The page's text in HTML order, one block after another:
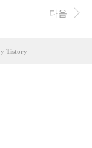
해
장
다음
Tistory